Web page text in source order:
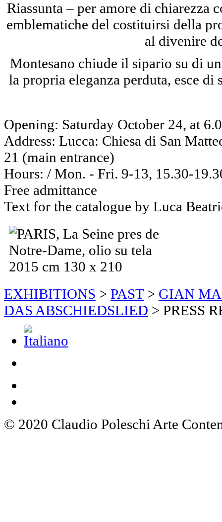
Riassunta – per amore di
emblematiche del costituirsi della
al divenire
Montesano chiude il sipario su di
la propria eleganza perduta, esce
Opening: Saturday October 24, at
Address: Lucca: Chiesa di San
21 (main entrance)
Hours: / Mon. - Fri. 9-13, 15.30-
Free admittance
Text for the catalogue by Luca
EXHIBITIONS > PAST> GIAN
DAS ABSCHIEDSLIED > PRESS
© 2020 Claudio Poleschi Arte